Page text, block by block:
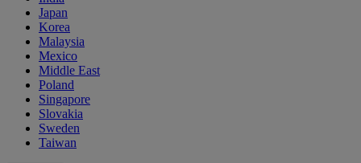
Japan
Korea
Malaysia
Mexico
Middle East
Poland
Singapore
Slovakia
Sweden
Taiwan